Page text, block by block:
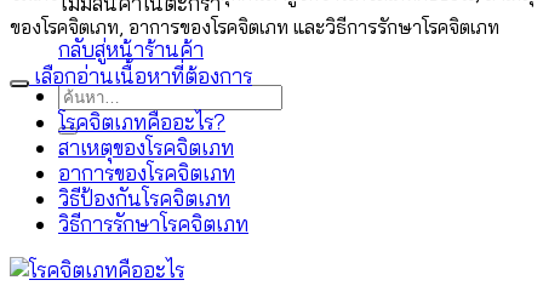
กลับสู่หน้าร้านค้า
ค้นหา:
ของโรคจิตเภท, อาการของโรคจิตเภท และวิธีการรักษาโรคจิตเภท
เลือกอ่านเนื้อหาที่ต้องการ
โรคจิตเภทคืออะไร?
สาเหตุของโรคจิตเภท
อาการของโรคจิตเภท
วิธีป้องกันโรคจิตเภท
วิธีการรักษาโรคจิตเภท